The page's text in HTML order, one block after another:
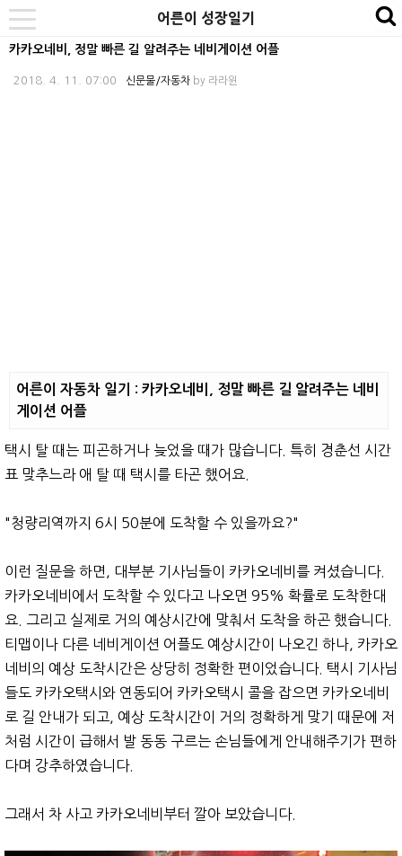
본
내
카
toggle
navigation
어른이 성장일기
카카오네비, 정말 빠른 길 알려주는 네비게이션 어플
2018. 4. 11. 07:00 신문물/자동차 by 라라윈
어른이 자동차 일기 : 카카오네비, 정말 빠른 길 알려주는 네비
게이션 어플
택시 탈 때는 피곤하거나 늦었을 때가 많습니다. 특히 경춘선 시간
표 맞추느라 애 탈 때 택시를 타곤 했어요.
"청량리역까지 6시 50분에 도착할 수 있을까요?"
이런 질문을 하면, 대부분 기사님들이 카카오네비를 켜셨습니다.
카카오네비에서 도착할 수 있다고 나오면 95% 확률로 도착한대
요. 그리고 실제로 거의 예상시간에 맞춰서 도착을 하곤 했습니다.
티맵이나 다른 네비게이션 어플도 예상시간이 나오긴 하나, 카카오
네비의 예상 도착시간은 상당히 정확한 편이었습니다. 택시 기사님
들도 카카오택시와 연동되어 카카오택시 콜을 잡으면 카카오네비
로 길 안내가 되고, 예상 도착시간이 거의 정확하게 맞기 때문에 저
처럼 시간이 급해서 발 동동 구르는 손님들에게 안내해주기가 편하
다며 강추하였습니다.
그래서 차 사고 카카오네비부터 깔아 보았습니다.